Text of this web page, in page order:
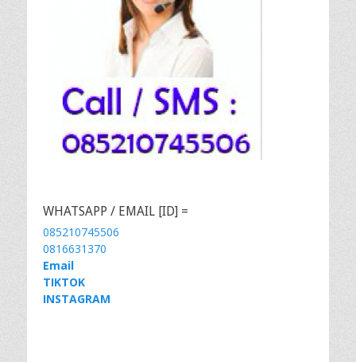
WHATSAPP / EMAIL [ID] =
085210745506
0816631370
Email
TIKTOK
INSTAGRAM